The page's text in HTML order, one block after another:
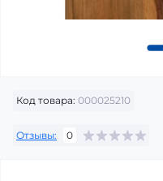
Код товара: 000025210
Отзывы: 0